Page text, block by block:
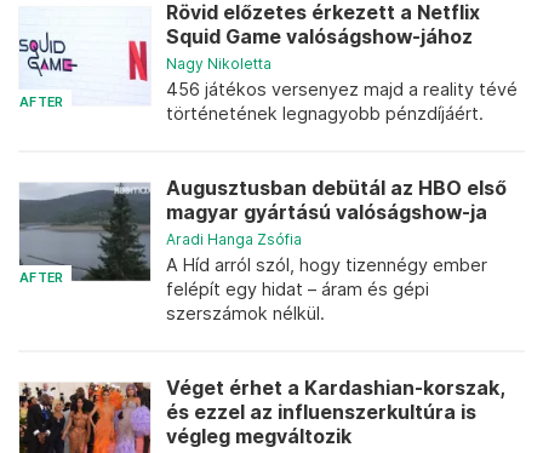
AFTER
Rövid előzetes érkezett a Netflix
Squid Game valóságshow-jához
Nagy Nikoletta
456 játékos versenyez majd a reality tévé
történetének legnagyobb pénzdíjáért.
AFTER
Augusztusban debütál az HBO első
magyar gyártású valóságshow-ja
Aradi Hanga Zsófia
A Híd arról szól, hogy tizennégy ember
felépít egy hidat – áram és gépi
szerszámok nélkül.
Véget érhet a Kardashian-korszak,
és ezzel az influenszerkultúra is
végleg megváltozik